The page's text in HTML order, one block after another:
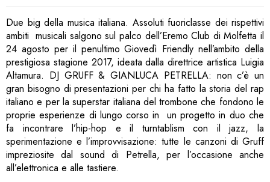
Due big della musica italiana. Assoluti fuoriclasse dei rispettivi
ambiti musicali salgono sul palco dell’Eremo Club di Molfetta il
24 agosto per il penultimo Giovedì Friendly nell’ambito della
prestigiosa stagione 2017, ideata dalla direttrice artistica Luigia
Altamura. DJ GRUFF & GIANLUCA PETRELLA: non c’è un
gran bisogno di presentazioni per chi ha fatto la storia del rap
italiano e per la superstar italiana del trombone che fondono le
proprie esperienze di lungo corso in un progetto in duo che
fa incontrare l’hip-hop e il turntablism con il jazz, la
sperimentazione e l’improvvisazione: tutte le canzoni di Gruff
impreziosite dal sound di Petrella, per l’occasione anche
all’elettronica e alle tastiere.